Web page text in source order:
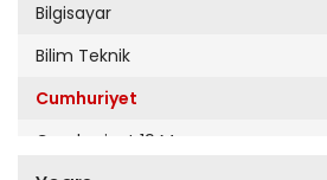
Bilgisayar
Bilim Teknik
Cumhuriyet
Cumhuriyet 19 Mayıs